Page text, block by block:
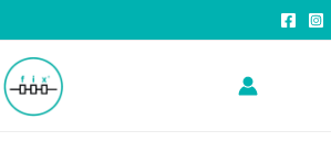
al
contenido